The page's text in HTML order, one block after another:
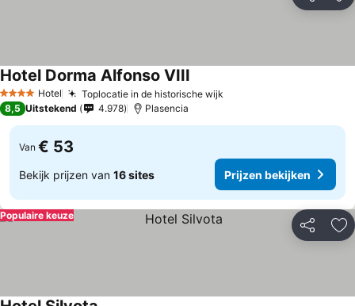
4 SterrenHotel Toplocatie in de historische wijk
Hotel Dorma Alfonso VIII
8,5 Uitstekend 4.978 Plasencia
Van € 53
Bekijk prijzen van 16 sites Prijzen bekijken
Delen
Populaire keuze